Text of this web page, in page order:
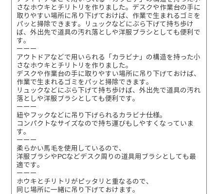
さなホウキとチリトリを作りました。デスクや作業台の手に
取りやすい場所に吊り下げておけば、作業で生まれるゴミを
パッと掃除できます。リュックなどにぶら下げて持ち歩け
ば、外出先で道具の汚れ落としや洋服ブラシとしても便利で
す。
ーーー
アウトドアなどで用いられる「カラビナ」の構造を持った小
さなホウキとチリトリを作りました。
デスクや作業台の手に取りやすい場所に吊り下げておけば、
作業で生まれるゴミをパッと掃除できます。
リュックなどにぶら下げて持ち歩けば、外出先で道具の汚れ
落としや洋服ブラシとしても便利です。
ーーー
紐やフックなどに吊り下げられるカラビナ仕様。
コンパクトなサイズなので持ち運びもしやすくなっていま
す。
ーーー
柔らかい馬毛を使用しているので、
洋服ブラシやPCなどデスク周りの道具用ブラシとしても最
適です。
ーーー
ホウキとチリトリがピッタリと重なるので、
同じ場所に一緒に吊り下げておけます。